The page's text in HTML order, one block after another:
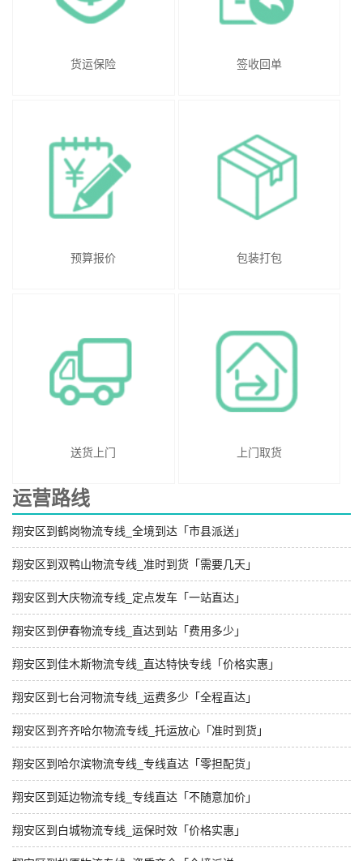
货运保险 签收回单
预算报价 包装打包
送货上门 上门取货
运营路线
翔安区到鹤岗物流专线_全境到达「市县派送」
翔安区到双鸭山物流专线_准时到货「需要几天」
翔安区到大庆物流专线_定点发车「一站直达」
翔安区到伊春物流专线_直达到站「费用多少」
翔安区到佳木斯物流专线_直达特快专线「价格实惠」
翔安区到七台河物流专线_运费多少「全程直达」
翔安区到齐齐哈尔物流专线_托运放心「准时到货」
翔安区到哈尔滨物流专线_专线直达「零担配货」
翔安区到延边物流专线_专线直达「不随意加价」
翔安区到白城物流专线_运保时效「价格实惠」